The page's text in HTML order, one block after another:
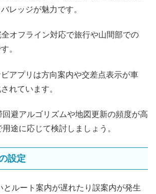
レッジが魅力です。
全オフライン対応で旅行や山間部での
。
アプリは方向案内や交差点表示が車
れています。
避アルゴリズムや地図更新の頻度が高
途に応じて検討しましょう。
設定
とルート案内が遅れたり誤案内が発生